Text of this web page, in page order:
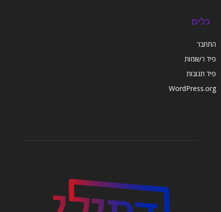
כלים
התחבר
פיד רשומות
פיד תגובות
WordPress.org